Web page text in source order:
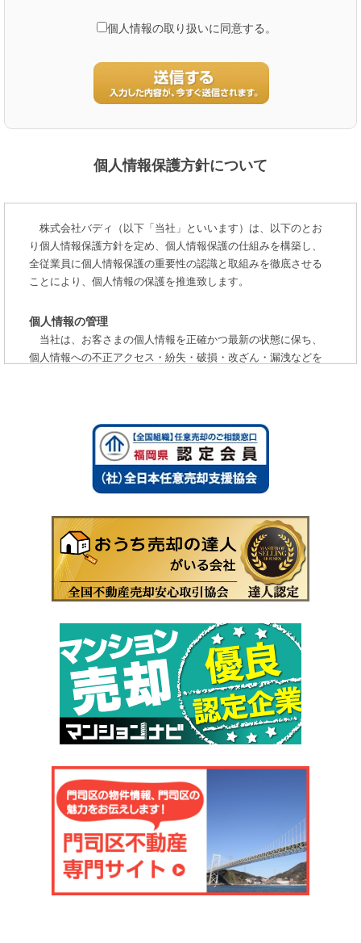
個人情報の取り扱いに同意する。
個人情報保護方針について
株式会社バディ（以下「当社」といいます）は、以下のとお
り個人情報保護方針を定め、個人情報保護の仕組みを構築し、
全従業員に個人情報保護の重要性の認識と取組みを徹底させる
ことにより、個人情報の保護を推進致します。
個人情報の管理
当社は、お客さまの個人情報を正確かつ最新の状態に保ち、
個人情報への不正アクセス・紛失・破損・改ざん・漏洩などを
個人情報の利用目的
お客さまからお預かりした個人情報は、当社からのご連絡や
業務のご案内やご質問に対する回答として、電子メールや資料
個人情報の第三者への開示・提供の禁止
当社は、お客さまよりお預かりした個人情報を適切に管理
し、次のいずれかに該当する場合を除き、個人情報を第三者に
開示いたしません。
お客さまの同意がある場合
お客さまが希望されるサービスを行なうために当社が業務を
委託する業者に対して開示する場合 法令に基づき開示すること
が必要である場合
個人情報の安全対策
リティに万全の対策を講じています。
ご本人の照会
お客さまがご本人の個人情報の照会・修正・削除などをご希
望される場合には、ご本人であることを確認の上、対応させて
いただきます。